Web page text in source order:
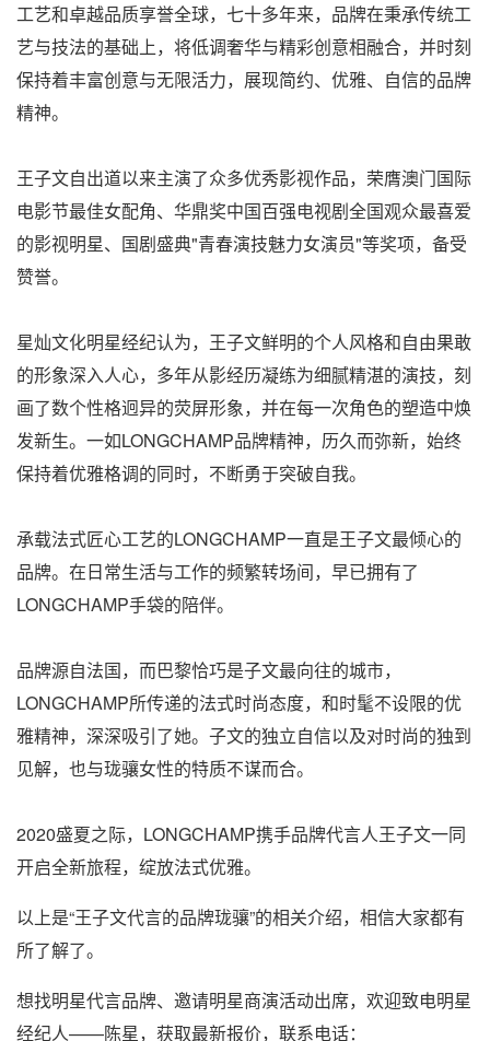
工艺和卓越品质享誉全球，七十多年来，品牌在秉承传统工
艺与技法的基础上，将低调奢华与精彩创意相融合，并时刻
保持着丰富创意与无限活力，展现简约、优雅、自信的品牌
精神。
王子文自出道以来主演了众多优秀影视作品，荣膺澳门国际
电影节最佳女配角、华鼎奖中国百强电视剧全国观众最喜爱
的影视明星、国剧盛典"青春演技魅力女演员"等奖项，备受
赞誉。
星灿文化明星经纪认为，王子文鲜明的个人风格和自由果敢
的形象深入人心，多年从影经历凝练为细腻精湛的演技，刻
画了数个性格迥异的荧屏形象，并在每一次角色的塑造中焕
发新生。一如LONGCHAMP品牌精神，历久而弥新，始终
保持着优雅格调的同时，不断勇于突破自我。
承载法式匠心工艺的LONGCHAMP一直是王子文最倾心的
品牌。在日常生活与工作的频繁转场间，早已拥有了
LONGCHAMP手袋的陪伴。
品牌源自法国，而巴黎恰巧是子文最向往的城市，
LONGCHAMP所传递的法式时尚态度，和时髦不设限的优
雅精神，深深吸引了她。子文的独立自信以及对时尚的独到
见解，也与珑骧女性的特质不谋而合。
2020盛夏之际，LONGCHAMP携手品牌代言人王子文一同
开启全新旅程，绽放法式优雅。
以上是“王子文代言的品牌珑骧”的相关介绍，相信大家都有
所了解了。
想找明星代言品牌、邀请明星商演活动出席，欢迎致电明星
经纪人——陈星，获取最新报价，联系电话：